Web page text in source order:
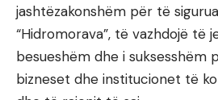
jashtëzakonshëm për të
“Hidromorava”, të vazhdojë të
besueshëm dhe i suksesshëm
bizneset dhe institucionet të